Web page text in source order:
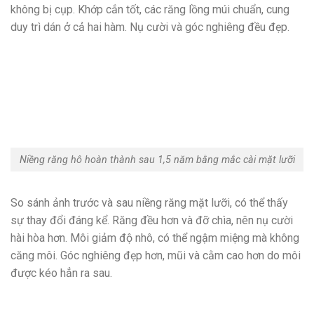
không bị cụp. Khớp cắn tốt, các răng lồng múi chuẩn, cung
duy trì dán ở cả hai hàm. Nụ cười và góc nghiêng đều đẹp.
Niềng răng hô hoàn thành sau 1,5 năm bằng mắc cài mặt lưỡi
So sánh ảnh trước và sau niềng răng mặt lưỡi, có thể thấy
sự thay đổi đáng kể. Răng đều hơn và đỡ chìa, nên nụ cười
hài hòa hơn. Môi giảm độ nhô, có thể ngậm miệng mà không
căng môi. Góc nghiêng đẹp hơn, mũi và cằm cao hơn do môi
được kéo hẳn ra sau.